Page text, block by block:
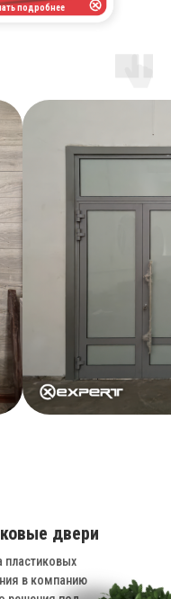
подробнее
пластиковых
в компанию
двери